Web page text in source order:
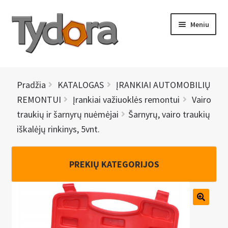
Pereiti
meniu
Pereiti
turinio
Meniu
NAUJIENOS
AKCIJOS
KONTAKTAI
I
Pradžia KATALOGAS
ĮRANKIAI AUTOMOBILIŲ
REMONTUI
Įrankiai važiuoklės remontui
Vairo
traukių ir šarnyrų nuėmėjai
Šarnyrų, vairo traukių
iškalėjų rinkinys, 5vnt.
PREKIŲ KATEGORIJOS